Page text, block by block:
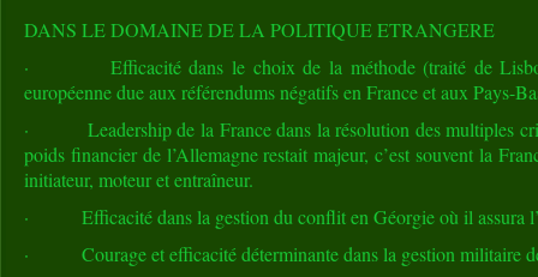
DANS LE DOMAINE DE LA POLITIQUE ETRANGERE
· Efficacité dans le choix de la méthode (traité de
européenne due aux référendums négatifs en France et aux Pays-
· Leadership de la France dans la résolution des multiples
poids financier de l’Allemagne restait majeur, c’est souvent la
initiateur, moteur et entraîneur.
· Efficacité dans la gestion du conflit en Géorgie où il assura
· Courage et efficacité déterminante dans la gestion militaire